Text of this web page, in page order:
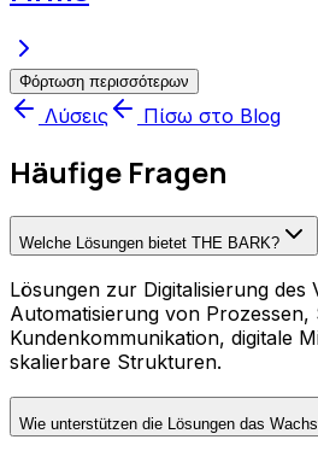
Φόρτωση περισσότερων
Λύσεις Πίσω στο Blog
Häufige Fragen
Welche Lösungen bietet THE BARK?
Lösungen zur Digitalisierung des
Automatisierung von Prozessen,
Kundenkommunikation, digitale
skalierbare Strukturen.
Wie unterstützen die Lösungen das